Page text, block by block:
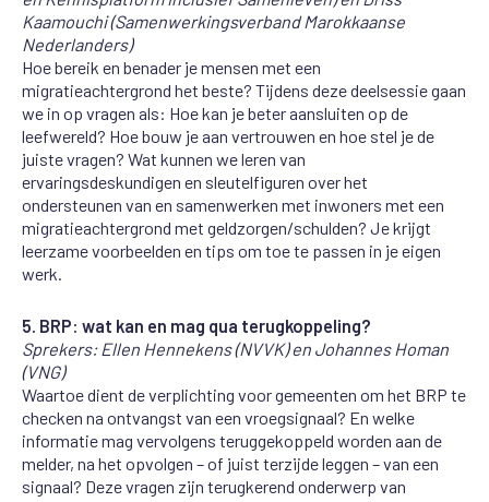
Kaamouchi (Samenwerkingsverband Marokkaanse
Nederlanders)
Hoe bereik en benader je mensen met een
migratieachtergrond het beste? Tijdens deze deelsessie gaan
we in op vragen als: Hoe kan je beter aansluiten op de
leefwereld? Hoe bouw je aan vertrouwen en hoe stel je de
juiste vragen? Wat kunnen we leren van
ervaringsdeskundigen en sleutelfiguren over het
ondersteunen van en samenwerken met inwoners met een
migratieachtergrond met geldzorgen/schulden? Je krijgt
leerzame voorbeelden en tips om toe te passen in je eigen
werk.
5. BRP: wat kan en mag qua terugkoppeling?
Sprekers: Ellen Hennekens (NVVK) en Johannes Homan
(VNG)
Waartoe dient de verplichting voor gemeenten om het BRP te
checken na ontvangst van een vroegsignaal? En welke
informatie mag vervolgens teruggekoppeld worden aan de
melder, na het opvolgen – of juist terzijde leggen – van een
signaal? Deze vragen zijn terugkerend onderwerp van